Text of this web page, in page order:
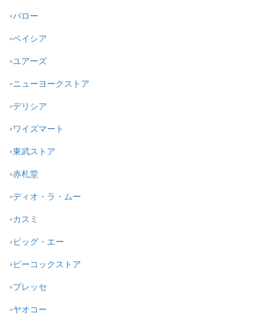
バロー
ベイシア
ユアーズ
ニューヨークストア
デリシア
ワイズマート
東武ストア
赤札堂
ディオ・ラ・ムー
カスミ
ビッグ・エー
ピーコックストア
プレッセ
ヤオコー